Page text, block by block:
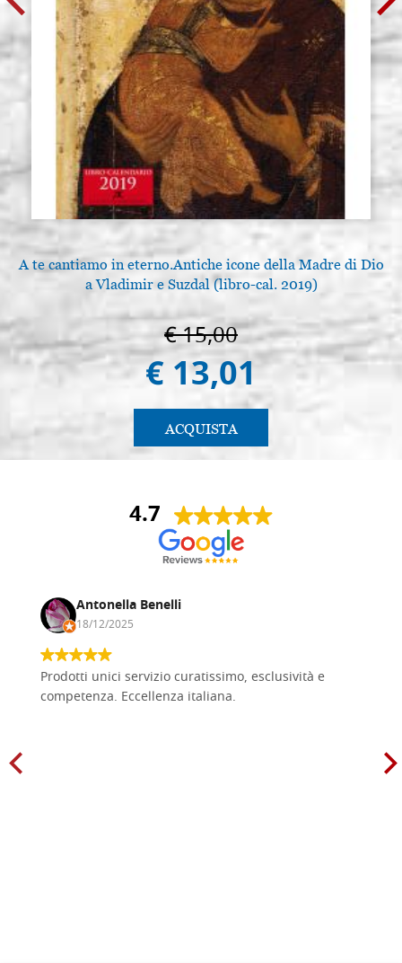
A te cantiamo in eterno.Antiche icone della Madre di Dio
a Vladimir e Suzdal (libro-cal. 2019)
€ 15,00
€ 13,01
ACQUISTA
4.7
Antonella Benelli
18/12/2025
Prodotti unici servizio curatissimo, esclusività e
competenza. Eccellenza italiana.